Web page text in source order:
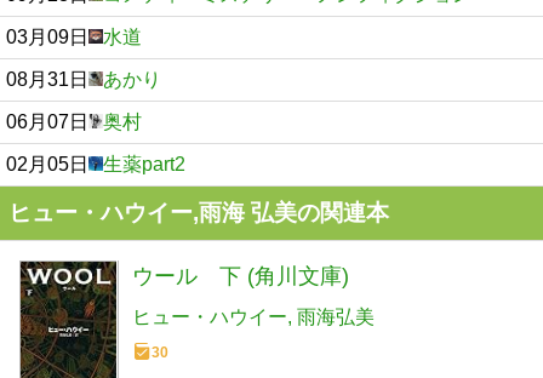
03月09日 水道
08月31日 あかり
06月07日 奥村
02月05日 生薬part2
ヒュー・ハウイー,雨海 弘美の関連本
ウール 下 (角川文庫)
ヒュー・ハウイー 雨海弘美
30